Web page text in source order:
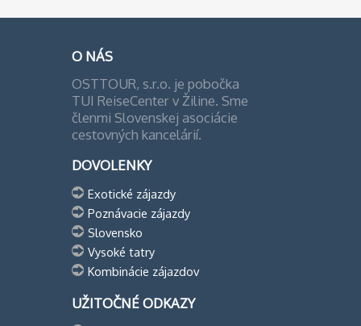
O NÁS
OSTTOUR, s.r.o. je pobočka
TUI ReiseCenter v Žiline. Sme
členmi Slovenskej asociácie
cestovných kancelárií.
DOVOLENKY
Exotické zájazdy
Poznávacie zájazdy
Slovensko
Vysoké tatry
Kombinácie zájazdov
UŽITOČNÉ ODKAZY